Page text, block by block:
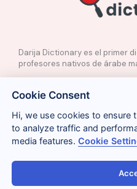
Darija Dictionary es el primer
profesores nativos de árabe
Contacto
📲Redes Sociales
🤝🏼Proponer palabras
Legal Cookies
Términos y
Cookie Consent
Hi, we use cookies to ensure
to analyze traffic and
media features.Cookie